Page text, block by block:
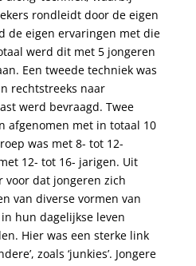
rondleidt door de eigen
de eigen ervaringen met die
werd dit met 5 jongeren
Een tweede techniek was
rechtstreeks naar
werd bevraagd. Twee
afgenomen met in totaal 10
was met 8- tot 12-
12- tot 16- jarigen. Uit
voor dat jongeren zich
van diverse vormen van
hun dagelijkse leven
Hier was een sterke link
zoals ‘junkies’. Jongere